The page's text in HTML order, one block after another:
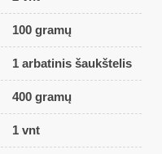
100 gramų
1 arbatinis šaukštelis
400 gramų
1 vnt